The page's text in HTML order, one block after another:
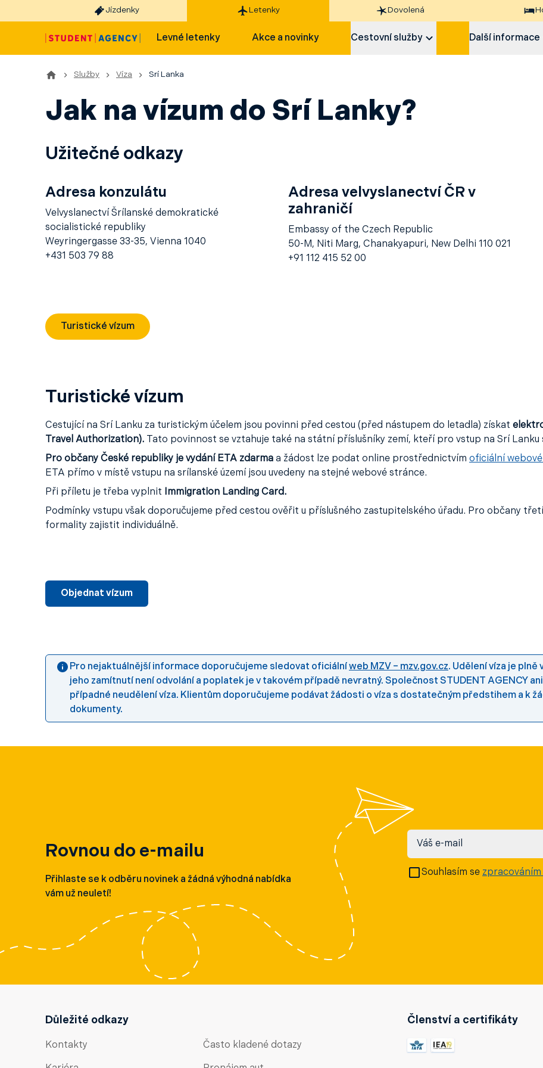
Jízdenky Letenky Dovolená
Levné letenky Akce a novinky Cestovní služby Další informace
Služby Víza Srí Lanka
Jak na vízum do Srí Lanky?
Užitečné odkazy
Adresa konzulátu
Velvyslanectví Šrílanské demokratické
socialistické republiky
Weyringergasse 33-35, Vienna 1040
+431 503 79 88
Adresa velvyslanectví ČR v
zahraničí
Embassy of the Czech Republic
50-M, Niti Marg, Chanakyapuri, New Delhi 110 021
+91 112 415 52 00
Turistické vízum
Turistické vízum
Cestující na Srí Lanku za turistickým účelem jsou povinni před cestou (před nástupem do letadla) získat
Travel Authorization). Tato povinnost se vztahuje také na státní příslušníky zemí, kteří pro vstup na Srí
Pro občany České republiky je vydání ETA zdarma a žádost lze podat online prostřednictvím oficiální
ETA přímo v místě vstupu na srílanské území jsou uvedeny na stejné webové stránce.
Při příletu je třeba vyplnit
Immigration Landing Card.
Podmínky vstupu však doporučujeme před cestou ověřit u příslušného zastupitelského úřadu. Pro občany
formality zajistit individuálně.
Objednat vízum
Pro nejaktuálnější informace doporučujeme sledovat oficiální web MZV – mzv.gov.cz. Udělení víza je
jeho zamítnutí není odvolání a poplatek je v takovém případě nevratný. Společnost STUDENT AGENCY
případné neudělení víza. Klientům doporučujeme podávat žádosti o víza s dostatečným předstihem a k
dokumenty.
Rovnou do e-mailu
Přihlaste se k odběru novinek a žádná výhodná nabídka
vám už neuletí!
Váš e-mail
Souhlasím se
Důležité odkazy
Kontakty Často kladené dotazy
Členství a certifikáty